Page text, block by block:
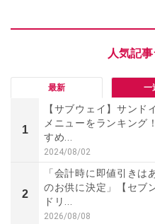
最新 一
1
【サブウェイ】サンド
メニューをランキング
すめ...
2024/08/02
2
「会計時に即値引きは
のお供に決定」【セブ
ドリ...
2026/08/08